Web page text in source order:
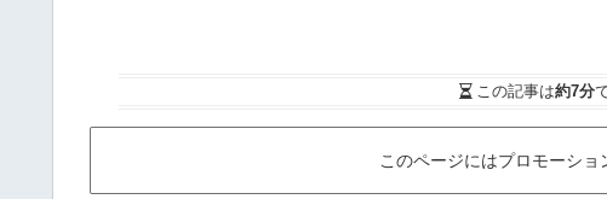
この記事は約7分
このページにはプロモーショ